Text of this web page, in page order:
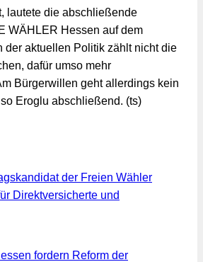
lautete die abschließende
WÄHLER Hessen auf dem
der aktuellen Politik zählt nicht die
dafür umso mehr
Bürgerwillen geht allerdings kein
Eroglu abschließend. (ts)
der Freien Wähler
Direktversicherte und
fordern Reform der